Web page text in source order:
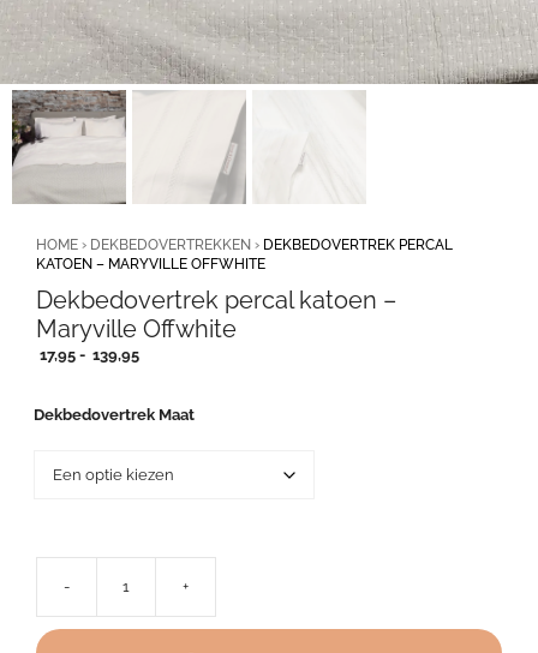
HOME › DEKBEDOVERTREKKEN › DEKBEDOVERTREK PERCAL
KATOEN – MARYVILLE OFFWHITE
Dekbedovertrek percal katoen –
Maryville Offwhite
17,95 - 139,95Prijsklasse:
139,95
Dekbedovertrek Maat
-
percal
+